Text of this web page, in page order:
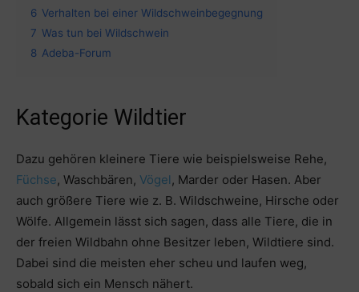
6 Verhalten bei einer Wildschweinbegegnung
7 Was tun bei Wildschwein
8 Adeba-Forum
Kategorie Wildtier
Dazu gehören kleinere Tiere wie beispielsweise Rehe,
Füchse, Waschbären, Vögel , Marder oder Hasen. Aber
auch größere Tiere wie z. B. Wildschweine, Hirsche oder
Wölfe. Allgemein lässt sich sagen, dass alle Tiere, die in
der freien Wildbahn ohne Besitzer leben, Wildtiere sind.
Dabei sind die meisten eher scheu und laufen weg,
sobald sich ein Mensch nähert.